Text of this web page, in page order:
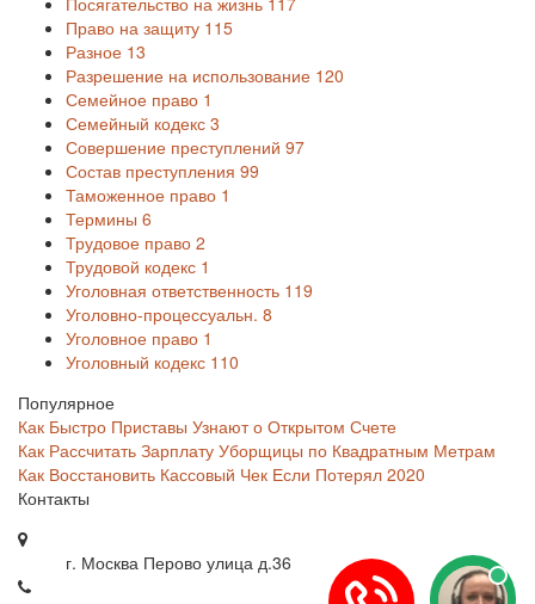
Право на защиту 115
Разное 13
Разрешение на использование 120
Семейное право 1
Семейный кодекс 3
Совершение преступлений 97
Состав преступления 99
Таможенное право 1
Термины 6
Трудовое право 2
Трудовой кодекс 1
Уголовная ответственность 119
Уголовно-процессуальн. 8
Уголовное право 1
Уголовный кодекс 110
Популярное
Как Быстро Приставы Узнают о Открытом Счете
Как Рассчитать Зарплату Уборщицы по Квадратным Метрам
Как Восстановить Кассовый Чек Если Потерял 2020
Контакты
г. Москва Перово улица д.36